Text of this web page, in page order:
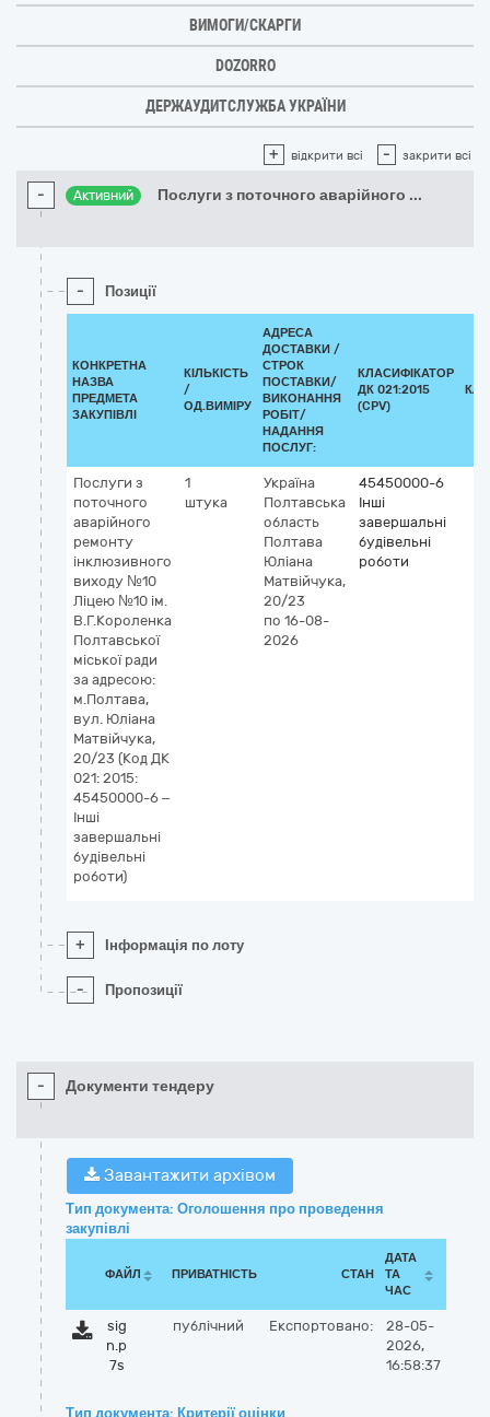
ВИМОГИ/СКАРГИ
DOZORRO
ДЕРЖАУДИТСЛУЖБА УКРАЇНИ
+ відкрити всі - закрити всі
- Активний Послуги з поточного аварійного ...
- Позиції
КОНКРЕТНА
НАЗВА
ПРЕДМЕТА
ЗАКУПІВЛІ
КІЛЬКІСТЬ
/
ОД.ВИМІРУ
АДРЕСА
ДОСТАВКИ /
СТРОК
ПОСТАВКИ/
ВИКОНАННЯ
РОБІТ/
НАДАННЯ
ПОСЛУГ:
КЛАСИФІКАТОР
ДК 021:2015
(CPV)
Послуги з
поточного
аварійного
ремонту
інклюзивного
виходу №10
Ліцею №10 ім.
В.Г.Короленка
Полтавської
міської ради
за адресою:
м.Полтава,
вул. Юліана
Матвійчука,
20/23 (Код ДК
021: 2015:
45450000-6 –
Інші
завершальні
будівельні
роботи)
1
штука
Україна
Полтавська
область
Полтава
Юліана
Матвійчука,
20/23
по 16-08-
2026
45450000-6
Інші
завершальні
будівельні
роботи
+ Інформація по лоту
- Пропозиції
- Документи тендеру
Завантажити архівом
Тип документа: Оголошення про проведення
закупівлі
ФАЙЛ ПРИВАТНІСТЬ СТАН
ДАТА
ТА
ЧАС
sig
n.p
7s
публічний Експортовано:
28-05-
2026,
16:58:37
Тип документа: Критерії оцінки